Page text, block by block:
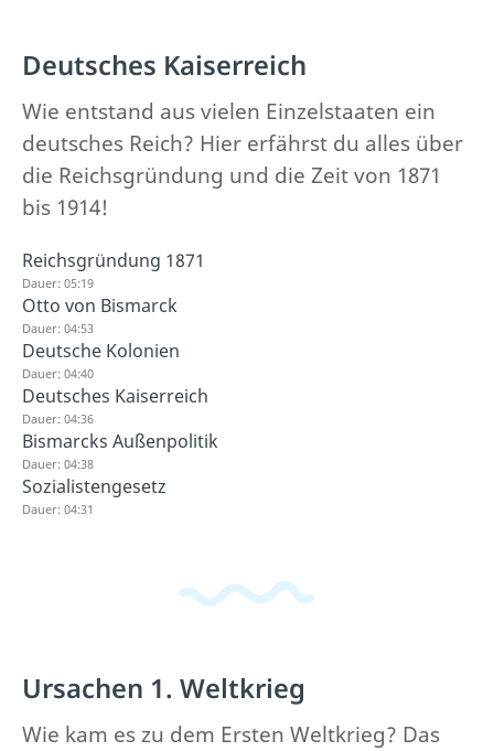
Deutsches Kaiserreich
Wie entstand aus vielen Einzelstaaten ein
deutsches Reich? Hier erfährst du alles über
die Reichsgründung und die Zeit von 1871
bis 1914!
Reichsgründung 1871
Dauer: 05:19
Otto von Bismarck
Dauer: 04:53
Deutsche Kolonien
Dauer: 04:40
Deutsches Kaiserreich
Dauer: 04:36
Bismarcks Außenpolitik
Dauer: 04:38
Sozialistengesetz
Dauer: 04:31
Ursachen 1. Weltkrieg
Wie kam es zu dem Ersten Weltkrieg? Das